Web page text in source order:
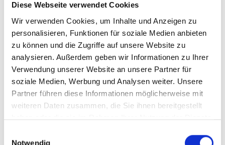
Diese Webseite verwendet Cookies
Wir verwenden Cookies, um Inhalte und Anzeigen zu
personalisieren, Funktionen für soziale Medien anbieten
zu können und die Zugriffe auf unsere Website zu
analysieren. Außerdem geben wir Informationen zu Ihrer
Verwendung unserer Website an unsere Partner für
soziale Medien, Werbung und Analysen weiter. Unsere
Partner führen diese Informationen möglicherweise mit
weiteren Daten zusammen, die Sie ihnen bereitgestellt
haben oder die sie im Rahmen Ihrer Nutzung der Dienste
Notwendig
München / Pasing Krailling Gilching Sauerlach / Grafing
Erlangen München / Milbertshofen-Am Hart Ammerndorf
Mühlhausen Schwarzenbruck Freystadt Ingolstadt
München-Lerchenau München Oberding Germering
Immobilienverkauf München Makler Nürnberg
Wohnungverkauf Fürth
Immobilienkauf Einfamilienhäuser kaufen
Immobilie